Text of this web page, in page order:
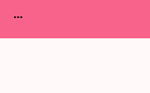
...